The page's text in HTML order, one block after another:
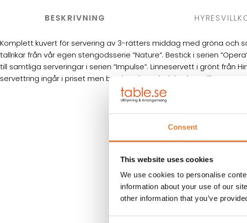
Consent
This website uses cookies
We use cookies to personalise
information about your use of our
other information that you’ve
BESKRIVNING
Komplett kuvert för servering av 3-rätters middag med gröna och
tallrikar från vår egen stengodsserie ”Nature”. Bestick i serien
till samtliga serveringar i serien ”Impulse”. Linneservett i grönt från
servettring ingår i priset men bord, stolar och dukar hyrs till separat.